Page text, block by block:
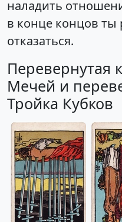
наладить
в конце концов ты
отказаться.
Перевернутая
Мечей и
Тройка Кубков